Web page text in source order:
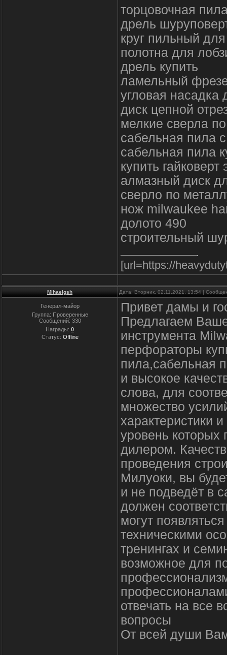
торцовочная
дрель
круг пильный
полотна для
дрель купить
ламельный
угловая насадка
диск цепной
мелкие сверла
сабельная пила
сабельная пила
купить
алмазный диск
сверло по
нож milwaukee
долото 490
строительный
[url=https://
Mihaelgsh Дата: Вторник, 02.11.2021, 13:54 |
Генерал-майор
Группа: Проверенные
Сообщений: 330
Награды: 0
Статус: Offline
Привет дамы и
Предлагаем
инструмента
перфораторы
пила,сабельная
и высокое
слова, для
множество
характеристики
уровень
дилером.
проведения
Милуоки, вы
и не подведёт в
должен
могут
техническими
тренингах и
возможное для
отвечать на все
вопросы
От всей души